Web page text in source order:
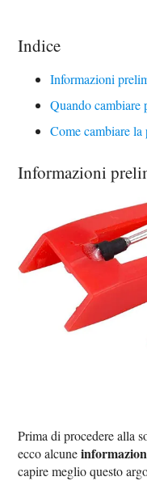
Indice
Informazioni
Quando cambiare
Come cambiare
Informazioni
Prima di procedere alla
ecco alcune
capire meglio questo